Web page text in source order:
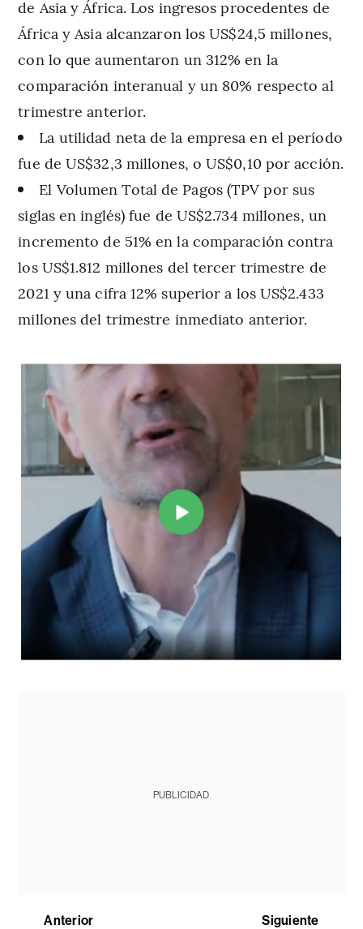
de Asia y África. Los ingresos procedentes de
África y Asia alcanzaron los US$24,5 millones,
con lo que aumentaron un 312% en la
comparación interanual y un 80% respecto al
trimestre anterior.
La utilidad neta de la empresa en el período
fue de US$32,3 millones, o US$0,10 por acción.
El Volumen Total de Pagos (TPV por sus
siglas en inglés) fue de US$2.734 millones, un
incremento de 51% en la comparación contra
los US$1.812 millones del tercer trimestre de
2021 y una cifra 12% superior a los US$2.433
millones del trimestre inmediato anterior.
PUBLICIDAD
Anterior Siguiente